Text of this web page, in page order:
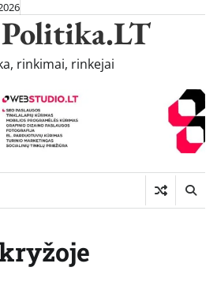
rinkimai, rinkejai